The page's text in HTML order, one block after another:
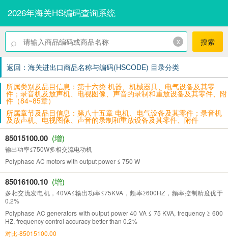
2026年海关HS编码查询系统
⌕ x 搜索
返回：海关进出口商品名称与编码(HSCODE) 目录分类
所属类别及品目信息：第十六类 机器、机械器具、电气设备及其零
件；录音机及放声机、电视图像、声音的录制和重放设备及其零件、附
件（84~85章）
所属章节及品目信息：第八十五章 电机、电气设备及其零件；录音机
及放声机、电视图像、声音的录制和重放设备及其零件、附件
85015100.00 (增)
输出功率≤750W多相交流电动机
Polyphase AC motors with output power ≤ 750 W
85016100.10 (增)
多相交流发电机，40VA≤输出功率≤75KVA，频率≥600HZ，频率控制精度优于
0.2%
Polyphase AC generators with output power 40 VA ≤ 75 KVA, frequency ≥ 600
HZ, frequency control accuracy better than 0.2%
对比-85015100.00